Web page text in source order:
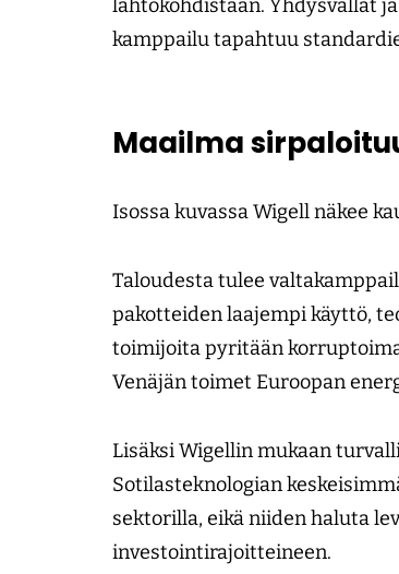
lähtökohdistaan. Yhdysvallat
kamppailu tapahtuu
Maailma
Isossa kuvassa Wigell näkee
Taloudesta tulee
pakotteiden laajempi käyttö,
toimijoita pyritään
Venäjän toimet Euroopan
Lisäksi Wigellin mukaan
Sotilasteknologian
sektorilla, eikä niiden haluta
investointirajoitteineen.